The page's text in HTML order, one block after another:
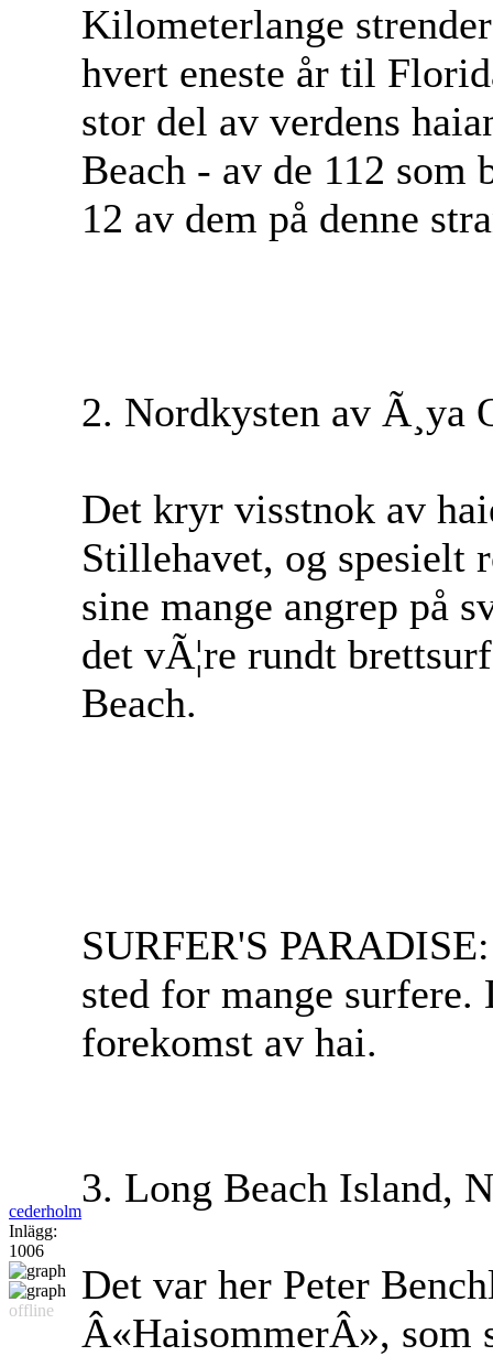
cederholm
Inlägg:
1006
offline
Kilometerlange
hvert eneste år til
stor del av verdens
Beach - av de 112 som
12 av dem på denne
2. Nordkysten av Ã¸ya
Det kryr visstnok av
Stillehavet, og spesielt
sine mange angrep på
det vÃ¦re rundt
Beach.
SURFER'S
sted for mange
forekomst av hai.
3. Long Beach Island,
Det var her Peter
Â«HaisommerÂ», som